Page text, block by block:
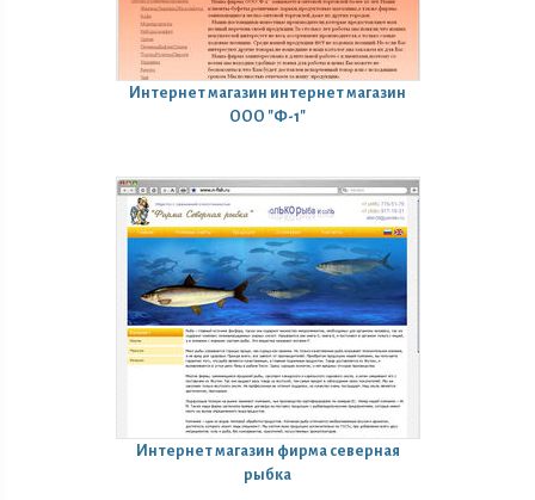
Интернет магазин интернет магазин
ООО "Ф-1"
Интернет магазин фирма северная
рыбка